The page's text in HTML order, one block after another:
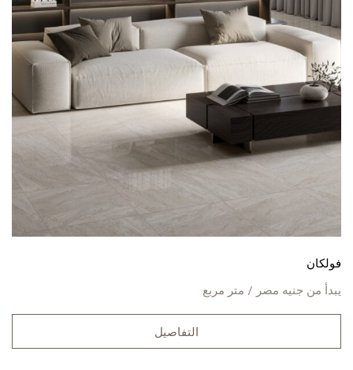
فولكان
يبدأ من جنيه مصر / متر مربع
التفاصيل